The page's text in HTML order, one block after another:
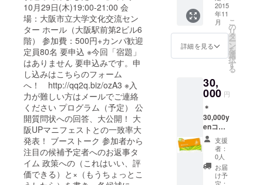
10月29日(木)19:00-21:00 会
場：大阪市立大学文化交流セン
ター ホール（大阪駅前第2ビル6
階） 参加費：500円+カンパ歓迎
定員80名 要申込 ※今回「宿題」
はありません 要申込みです。申
し込みはこちらのフォーム
へ！ http://qq2q.biz/ozA3 ※入
力が難しい方はメールでご連絡
ください プログラム（予定） 公
開質問状への回答、大公開！ 大
阪UPマニフェストとの一致率大
発表！ ブーストーク 参加者から
注目の候補予定者へのお返事タ
イム 政策への（これはいい、評
価できる）と×（もうちょっとこ
Upper
&おみこ
しス
テッ
カー＋
おおき
起のよ
い大阪
Up！て
ぬぐい
(２色ど
ちらか)
2015
年11
月
詳細を見る
こ
の
リ
タ
ー
ン
を
選
択
す
る
30,
000 円
＊
30,000y
enコー
ス 大阪
もあな
たの運
気も上
がる！
支援
者：
0人
お届
け予